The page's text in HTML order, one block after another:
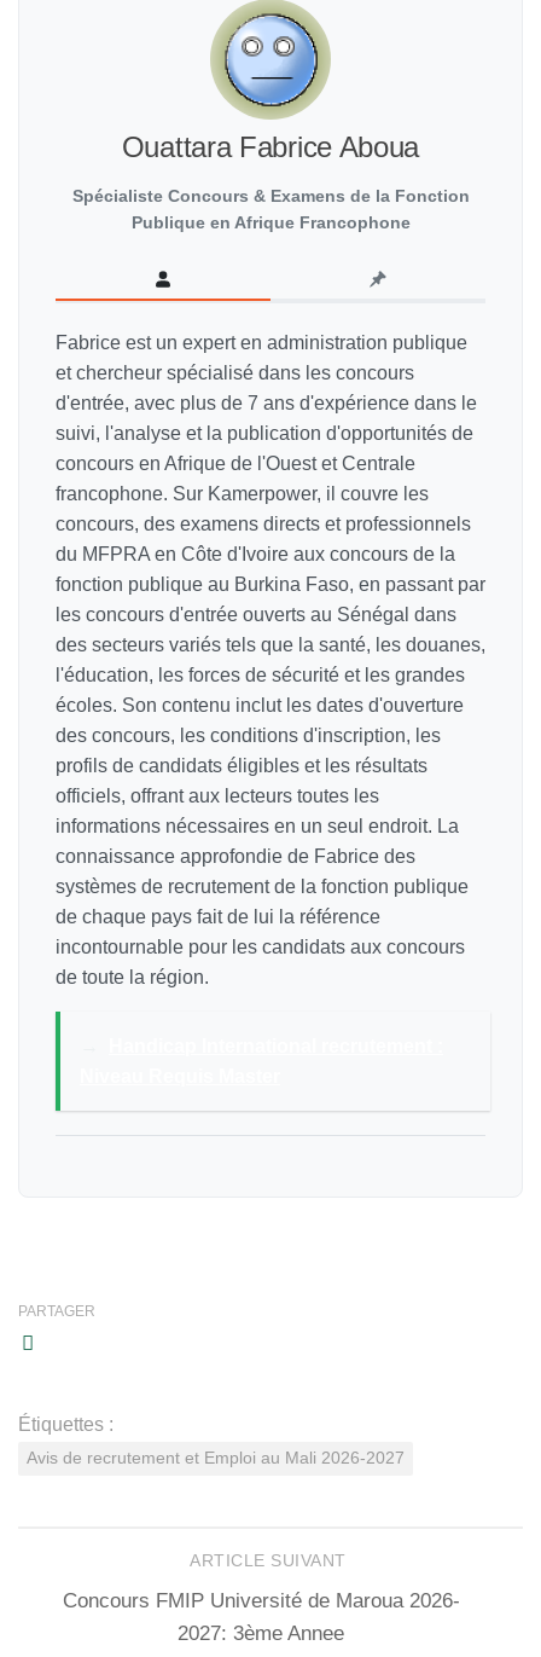
Ouattara Fabrice Aboua
Spécialiste Concours & Examens de la Fonction
Publique en Afrique Francophone
Fabrice est un expert en administration publique
et chercheur spécialisé dans les concours
d'entrée, avec plus de 7 ans d'expérience dans le
suivi, l'analyse et la publication d'opportunités de
concours en Afrique de l'Ouest et Centrale
francophone. Sur Kamerpower, il couvre les
concours, des examens directs et professionnels
du MFPRA en Côte d'Ivoire aux concours de la
fonction publique au Burkina Faso, en passant par
les concours d'entrée ouverts au Sénégal dans
des secteurs variés tels que la santé, les douanes,
l'éducation, les forces de sécurité et les grandes
écoles. Son contenu inclut les dates d'ouverture
des concours, les conditions d'inscription, les
profils de candidats éligibles et les résultats
officiels, offrant aux lecteurs toutes les
informations nécessaires en un seul endroit. La
connaissance approfondie de Fabrice des
systèmes de recrutement de la fonction publique
de chaque pays fait de lui la référence
incontournable pour les candidats aux concours
de toute la région.
PARTAGER
Étiquettes :
Avis de recrutement et Emploi au Mali 2026-2027
ARTICLE SUIVANT
Concours FMIP Université de Maroua 2026-
2027: 3ème Annee